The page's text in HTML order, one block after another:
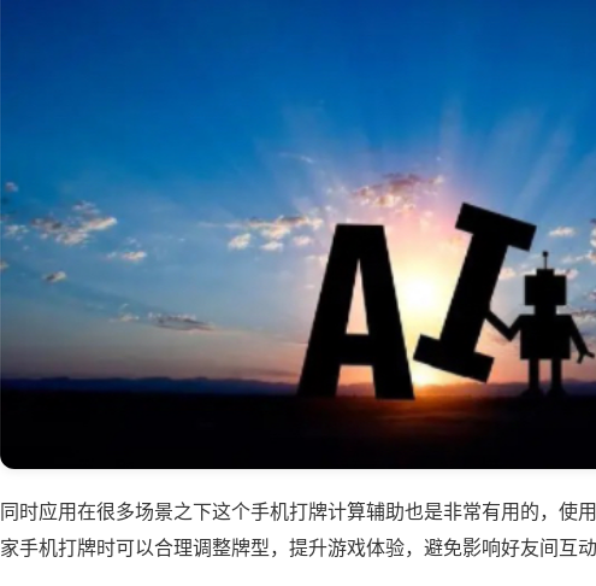
同时应用在很多场景之下这个手机打牌计算辅助也是非常有用的，使
家手机打牌时可以合理调整牌型，提升游戏体验，避免影响好友间互动